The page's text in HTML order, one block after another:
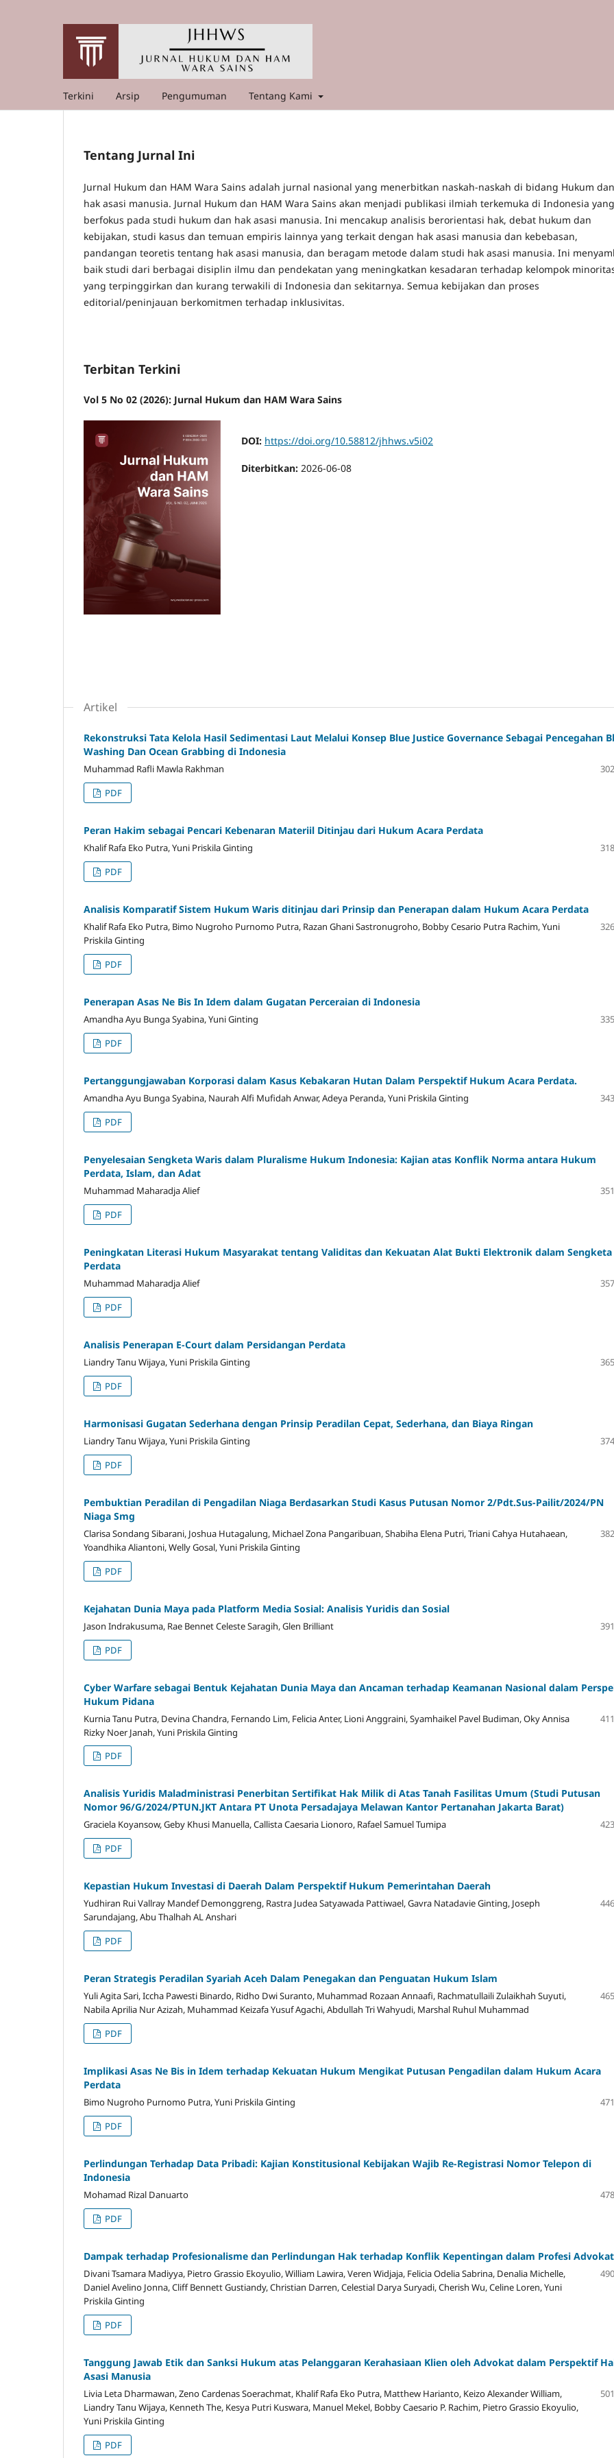
Terkini Arsip Pengumuman Tentang Kami
Tentang Jurnal Ini
Jurnal Hukum dan HAM Wara Sains adalah jurnal nasional yang menerbitkan naskah-naskah di bidang Hukum dan
hak asasi manusia. Jurnal Hukum dan HAM Wara Sains akan menjadi publikasi ilmiah terkemuka di Indonesia yang
berfokus pada studi hukum dan hak asasi manusia. Ini mencakup analisis berorientasi hak, debat hukum dan
kebijakan, studi kasus dan temuan empiris lainnya yang terkait dengan hak asasi manusia dan kebebasan,
pandangan teoretis tentang hak asasi manusia, dan beragam metode dalam studi hak asasi manusia. Ini
baik studi dari berbagai disiplin ilmu dan pendekatan yang meningkatkan kesadaran terhadap kelompok
yang terpinggirkan dan kurang terwakili di Indonesia dan sekitarnya. Semua kebijakan dan proses
editorial/peninjauan berkomitmen terhadap inklusivitas.
Terbitan Terkini
Vol 5 No 02 (2026): Jurnal Hukum dan HAM Wara Sains
DOI: https://doi.org/10.58812/jhhws.v5i02
Diterbitkan: 2026-06-08
Artikel
Rekonstruksi Tata Kelola Hasil Sedimentasi Laut Melalui Konsep Blue Justice Governance Sebagai Pencegahan
Washing Dan Ocean Grabbing di Indonesia
Muhammad Rafli Mawla Rakhman
PDF
Peran Hakim sebagai Pencari Kebenaran Materiil Ditinjau dari Hukum Acara Perdata
Khalif Rafa Eko Putra, Yuni Priskila Ginting
PDF
Analisis Komparatif Sistem Hukum Waris ditinjau dari Prinsip dan Penerapan dalam Hukum Acara Perdata
Khalif Rafa Eko Putra, Bimo Nugroho Purnomo Putra, Razan Ghani Sastronugroho, Bobby Cesario Putra Rachim, Yuni
Priskila Ginting
PDF
Penerapan Asas Ne Bis In Idem dalam Gugatan Perceraian di Indonesia
Amandha Ayu Bunga Syabina, Yuni Ginting
PDF
Pertanggungjawaban Korporasi dalam Kasus Kebakaran Hutan Dalam Perspektif Hukum Acara Perdata.
Amandha Ayu Bunga Syabina, Naurah Alfi Mufidah Anwar, Adeya Peranda, Yuni Priskila Ginting
PDF
Penyelesaian Sengketa Waris dalam Pluralisme Hukum Indonesia: Kajian atas Konflik Norma antara Hukum
Perdata, Islam, dan Adat
Muhammad Maharadja Alief
PDF
Peningkatan Literasi Hukum Masyarakat tentang Validitas dan Kekuatan Alat Bukti Elektronik dalam Sengketa
Perdata
Muhammad Maharadja Alief
PDF
Analisis Penerapan E-Court dalam Persidangan Perdata
Liandry Tanu Wijaya, Yuni Priskila Ginting
PDF
Harmonisasi Gugatan Sederhana dengan Prinsip Peradilan Cepat, Sederhana, dan Biaya Ringan
Liandry Tanu Wijaya, Yuni Priskila Ginting
PDF
Pembuktian Peradilan di Pengadilan Niaga Berdasarkan Studi Kasus Putusan Nomor 2/Pdt.Sus-Pailit/2024/PN
Niaga Smg
Clarisa Sondang Sibarani, Joshua Hutagalung, Michael Zona Pangaribuan, Shabiha Elena Putri, Triani Cahya Hutahaean,
Yoandhika Aliantoni, Welly Gosal, Yuni Priskila Ginting
PDF
Kejahatan Dunia Maya pada Platform Media Sosial: Analisis Yuridis dan Sosial
Jason Indrakusuma, Rae Bennet Celeste Saragih, Glen Brilliant
PDF
Cyber Warfare sebagai Bentuk Kejahatan Dunia Maya dan Ancaman terhadap Keamanan Nasional dalam
Hukum Pidana
Kurnia Tanu Putra, Devina Chandra, Fernando Lim, Felicia Anter, Lioni Anggraini, Syamhaikel Pavel Budiman, Oky Annisa
Rizky Noer Janah, Yuni Priskila Ginting
PDF
Analisis Yuridis Maladministrasi Penerbitan Sertifikat Hak Milik di Atas Tanah Fasilitas Umum (Studi Putusan
Nomor 96/G/2024/PTUN.JKT Antara PT Unota Persadajaya Melawan Kantor Pertanahan Jakarta Barat)
Graciela Koyansow, Geby Khusi Manuella, Callista Caesaria Lionoro, Rafael Samuel Tumipa
PDF
Kepastian Hukum Investasi di Daerah Dalam Perspektif Hukum Pemerintahan Daerah
Yudhiran Rui Vallray Mandef Demonggreng, Rastra Judea Satyawada Pattiwael, Gavra Natadavie Ginting, Joseph
Sarundajang, Abu Thalhah AL Anshari
PDF
Peran Strategis Peradilan Syariah Aceh Dalam Penegakan dan Penguatan Hukum Islam
Yuli Agita Sari, Iccha Pawesti Binardo, Ridho Dwi Suranto, Muhammad Rozaan Annaafi, Rachmatullaili Zulaikhah Suyuti,
Nabila Aprilia Nur Azizah, Muhammad Keizafa Yusuf Agachi, Abdullah Tri Wahyudi, Marshal Ruhul Muhammad
PDF
Implikasi Asas Ne Bis in Idem terhadap Kekuatan Hukum Mengikat Putusan Pengadilan dalam Hukum Acara
Perdata
Bimo Nugroho Purnomo Putra, Yuni Priskila Ginting
PDF
Perlindungan Terhadap Data Pribadi: Kajian Konstitusional Kebijakan Wajib Re-Registrasi Nomor Telepon di
Indonesia
Mohamad Rizal Danuarto
PDF
Dampak terhadap Profesionalisme dan Perlindungan Hak terhadap Konflik Kepentingan dalam Profesi Advokat
Divani Tsamara Madiyya, Pietro Grassio Ekoyulio, William Lawira, Veren Widjaja, Felicia Odelia Sabrina, Denalia Michelle,
Daniel Avelino Jonna, Cliff Bennett Gustiandy, Christian Darren, Celestial Darya Suryadi, Cherish Wu, Celine Loren, Yuni
Priskila Ginting
PDF
Tanggung Jawab Etik dan Sanksi Hukum atas Pelanggaran Kerahasiaan Klien oleh Advokat dalam Perspektif
Asasi Manusia
Livia Leta Dharmawan, Zeno Cardenas Soerachmat, Khalif Rafa Eko Putra, Matthew Harianto, Keizo Alexander William,
Liandry Tanu Wijaya, Kenneth The, Kesya Putri Kuswara, Manuel Mekel, Bobby Caesario P. Rachim, Pietro Grassio Ekoyulio,
Yuni Priskila Ginting
PDF